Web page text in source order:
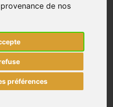
de nos
préférences
